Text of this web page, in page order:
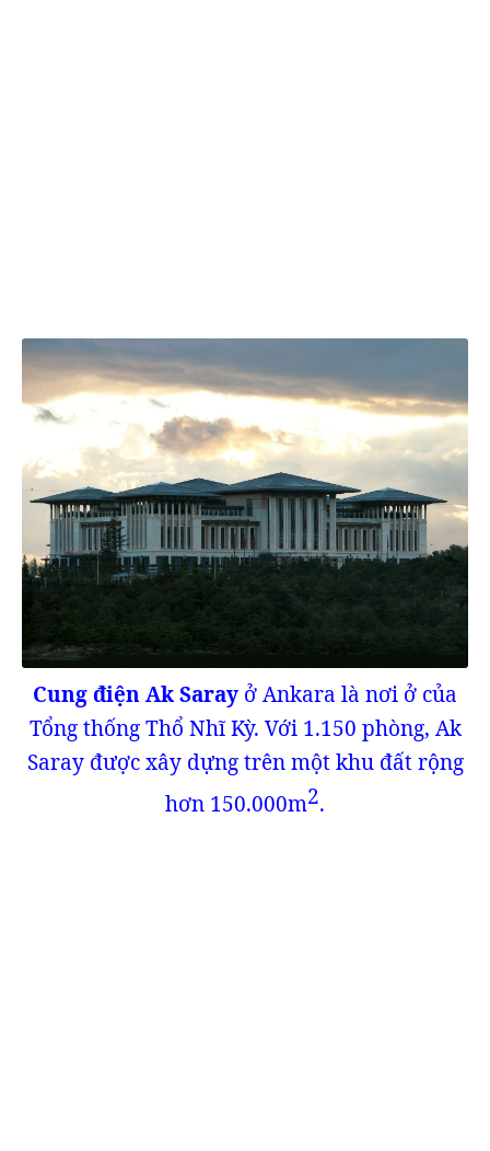
Cung điện Ak Saray ở Ankara là nơi ở của
Tổng thống Thổ Nhĩ Kỳ. Với 1.150 phòng, Ak
Saray được xây dựng trên một khu đất rộng
hơn 150.000m2.